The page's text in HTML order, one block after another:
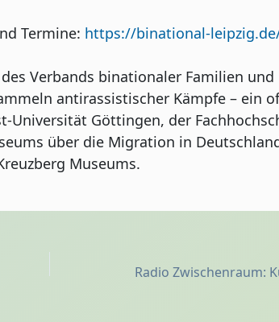
Termine: https://binational-
Verbands binationaler Familien und
antirassistischer Kämpfe – ein
Universität Göttingen, der
über die Migration in
Museums.